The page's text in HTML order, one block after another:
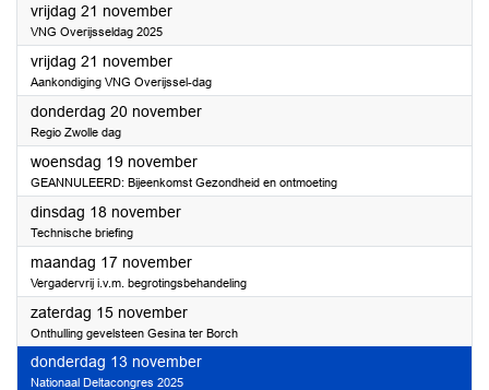
vrijdag 21 november2025
VNG Overijsseldag 2025
vrijdag 21 november2025
Aankondiging VNG Overijssel-dag
donderdag 20 november2025
Regio Zwolle dag
woensdag 19 november2025
GEANNULEERD: Bijeenkomst Gezondheid en ontmoeting
dinsdag 18 november2025
Technische briefing
maandag 17 november2025
Vergadervrij i.v.m. begrotingsbehandeling
zaterdag 15 november2025
Onthulling gevelsteen Gesina ter Borch
donderdag 13 november2025
Nationaal Deltacongres 2025